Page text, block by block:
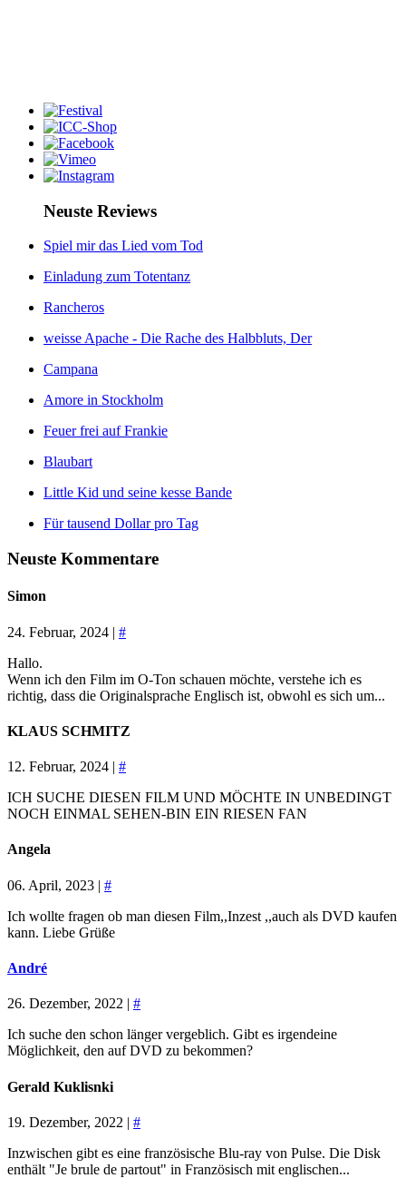
Neuste Reviews
Spiel mir das Lied vom Tod
Einladung zum Totentanz
Rancheros
weisse Apache - Die Rache des Halbbluts, Der
Campana
Amore in Stockholm
Feuer frei auf Frankie
Blaubart
Little Kid und seine kesse Bande
Für tausend Dollar pro Tag
Neuste Kommentare
Simon
24. Februar, 2024 | #
Hallo.
Wenn ich den Film im O-Ton schauen möchte, verstehe ich es
richtig, dass die Originalsprache Englisch ist, obwohl es sich um...
KLAUS SCHMITZ
12. Februar, 2024 | #
ICH SUCHE DIESEN FILM UND MÖCHTE IN UNBEDINGT
NOCH EINMAL SEHEN-BIN EIN RIESEN FAN
Angela
06. April, 2023 | #
Ich wollte fragen ob man diesen Film,,Inzest ,,auch als DVD kaufen
kann. Liebe Grüße
André
26. Dezember, 2022 | #
Ich suche den schon länger vergeblich. Gibt es irgendeine
Möglichkeit, den auf DVD zu bekommen?
Gerald Kuklisnki
19. Dezember, 2022 | #
Inzwischen gibt es eine französische Blu-ray von Pulse. Die Disk
enthält "Je brule de partout" in Französisch mit englischen...